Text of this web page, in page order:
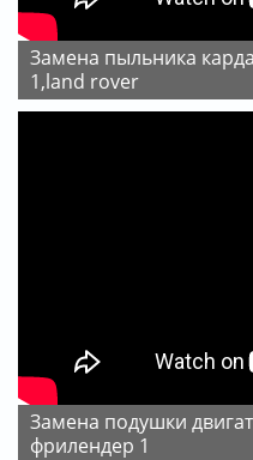
Замена пыльника кардана Ленд Ровер Фрилендер
1,land rover
замена подушки двигателя ленд ровер
фрилендер 1